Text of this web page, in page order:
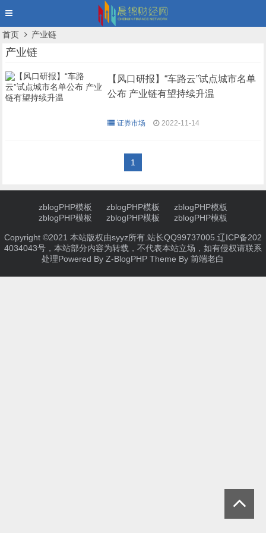
首页 产业链
产业链
【风口研报】“车路云”试点城市名单
公布 产业链有望持续升温
证券市场 2022-11-14
1
zblogPHP模板 zblogPHP模板
zblogPHP模板
zblogPHP模板
zblogPHP模板 zblogPHP模板
Copyright ©2021 本站版权由syyz所有.站长QQ99737005. 辽ICP备202
4034043号，本站部分内容为转载，不代表本站立场，如有侵权请联系
处理Powered ByZ-BlogPHP Theme By前端老白